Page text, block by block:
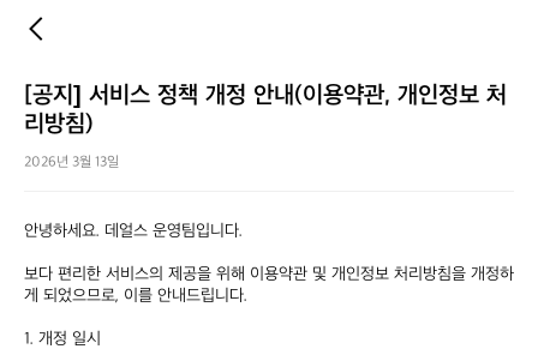
[공지] 서비스 정책 개정 안내(이용약관, 개인정보 처
리방침)
2026년 3월 13일
안녕하세요. 데얼스 운영팀입니다.
보다 편리한 서비스의 제공을 위해 이용약관 및 개인정보 처리방침을 개정하
게 되었으므로, 이를 안내드립니다.
1. 개정 일시